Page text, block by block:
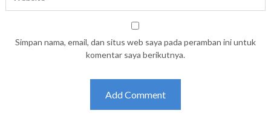
Simpan nama, email, dan situs web saya pada peramban ini untuk
komentar saya berikutnya.